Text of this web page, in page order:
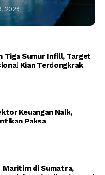
2026
Tiga Sumur Infill, Target
Kian Terdongkrak
Keuangan Naik,
Paksa
Maritim di Sumatra,